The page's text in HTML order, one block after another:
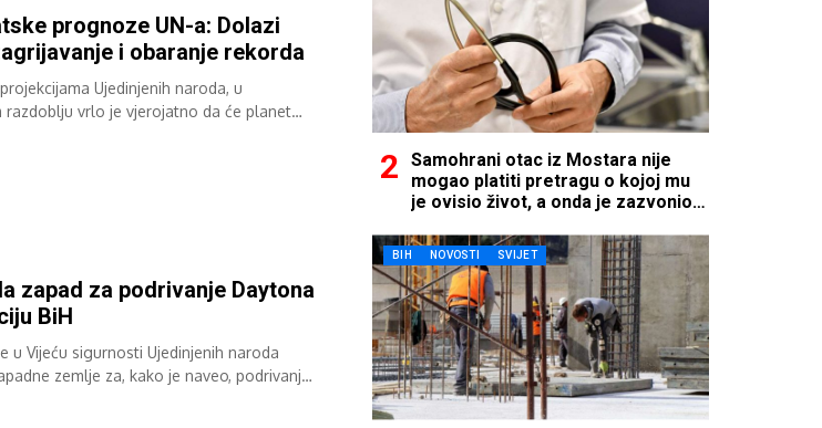
prognoze UN-a: Dolazi
i obaranje rekorda
Ujedinjenih naroda, u
vrlo je vjerojatno da će planet
zapad za podrivanje Daytona
BiH
u Vijeću sigurnosti Ujedinjenih naroda
zemlje za, kako je naveo, podrivanje
Samohrani otac iz Mostara nije
mogao platiti pretragu o kojoj mu
je ovisio život, a onda je zazvonio
BIH NOVOSTI SVIJET